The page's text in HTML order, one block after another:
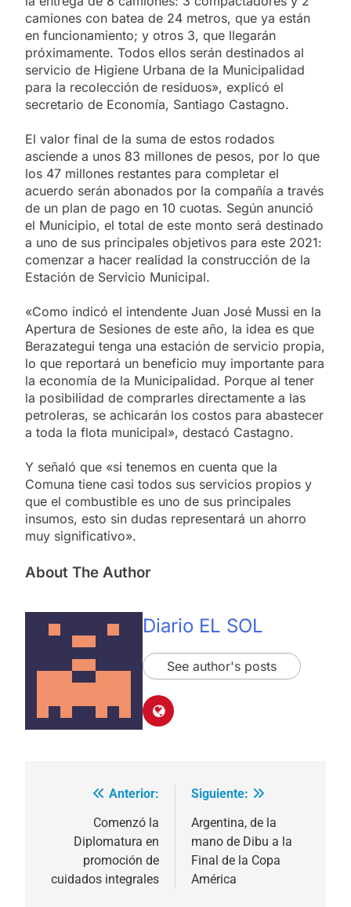
camiones con batea de 24 metros, que ya están
en funcionamiento; y otros 3, que llegarán
próximamente. Todos ellos serán destinados al
servicio de Higiene Urbana de la Municipalidad
para la recolección de residuos», explicó el
secretario de Economía, Santiago Castagno.
El valor final de la suma de estos rodados
asciende a unos 83 millones de pesos, por lo que
los 47 millones restantes para completar el
acuerdo serán abonados por la compañía a través
de un plan de pago en 10 cuotas. Según anunció
el Municipio, el total de este monto será destinado
a uno de sus principales objetivos para este 2021:
comenzar a hacer realidad la construcción de la
Estación de Servicio Municipal.
«Como indicó el intendente Juan José Mussi en la
Apertura de Sesiones de este año, la idea es que
Berazategui tenga una estación de servicio propia,
lo que reportará un beneficio muy importante para
la economía de la Municipalidad. Porque al tener
la posibilidad de comprarles directamente a las
petroleras, se achicarán los costos para abastecer
a toda la flota municipal», destacó Castagno.
Y señaló que «si tenemos en cuenta que la
Comuna tiene casi todos sus servicios propios y
que el combustible es uno de sus principales
insumos, esto sin dudas representará un ahorro
muy significativo».
About The Author
Diario EL SOL
See author's posts
Navegación
entradas
Anterior:
Comenzó la
Diplomatura en
promoción de
cuidados integrales
Siguiente:
Argentina, de la
mano de Dibu a la
Final de la Copa
América